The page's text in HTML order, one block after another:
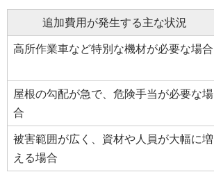
追加費用が発生する主な状況
高所作業車など特別な機材が必要な場合
屋根の勾配が急で、危険手当が必要な場
合
被害範囲が広く、資材や人員が大幅に増
える場合